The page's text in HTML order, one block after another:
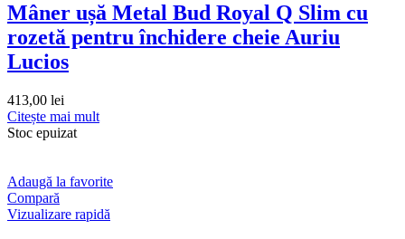
Mâner ușă Metal Bud Royal Q Slim cu
rozetă pentru închidere cheie Auriu
Lucios
413,00 lei
Citește mai mult
Stoc epuizat
Adaugă la favorite
Compară
Vizualizare rapidă